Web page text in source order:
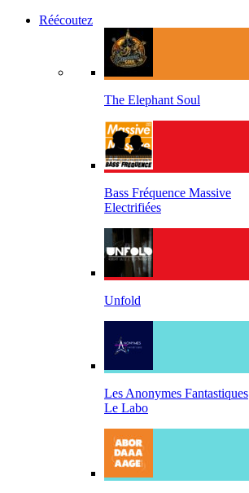
Réécoutez
The Elephant Soul
Bass Fréquence Massive
Electrifiées
Unfold
Les Anonymes Fantastiques
Le Labo